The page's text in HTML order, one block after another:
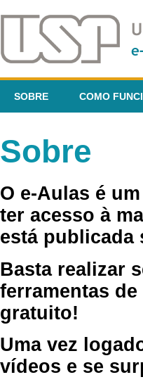
SOBRE COMO
Sobre
O e-Aulas é
ter acesso à
está publicada
Basta realizar
ferramentas
gratuito!
Uma vez
vídeos e se